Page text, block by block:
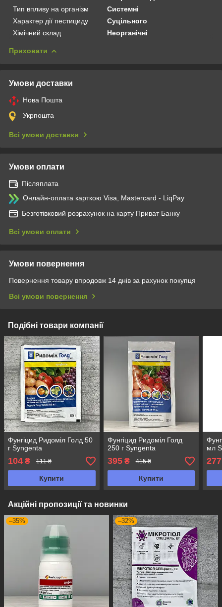
Тип впливу на організм
Системні
Характер дії пестициду
Суцільного
Хімічний склад
Неорганічні
Приховати
Умови доставки
Нова Пошта
Укрпошта
Всі умови доставки
Умови оплати
Післяплата
Онлайн-оплата карткою Visa, Mastercard - LiqPay
Безготівковий розрахунок на карту Приват Банку
Всі умови оплати
Умови повернення
Повернення товару впродовж 14 днів за рахунок покупця
Всі умови повернення
Подібні товари компанії
Фунгіцид Ридоміл Голд 50
г Syngenta
104 ₴ 111 ₴
Купити
Фунгіцид Ридоміл Голд
250 г Syngenta
395₴ 415 ₴
Купити
мл
277
Акційні пропозиції та новинки
–35% –32%